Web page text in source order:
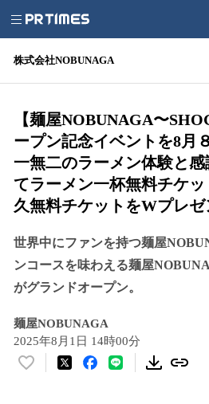
株式会社NOBUNAGA
【麺屋NOBUNAGA〜
ープン記念イベントを8月
一無二のラーメン体験と
てラーメン一杯無料チケ
久無料チケットをWプレゼ
世界中にファンを持つ麺屋
ンコースを味わえる麺屋
がグランドオープン。
麺屋NOBUNAGA
2025年8月1日 14時00分
い